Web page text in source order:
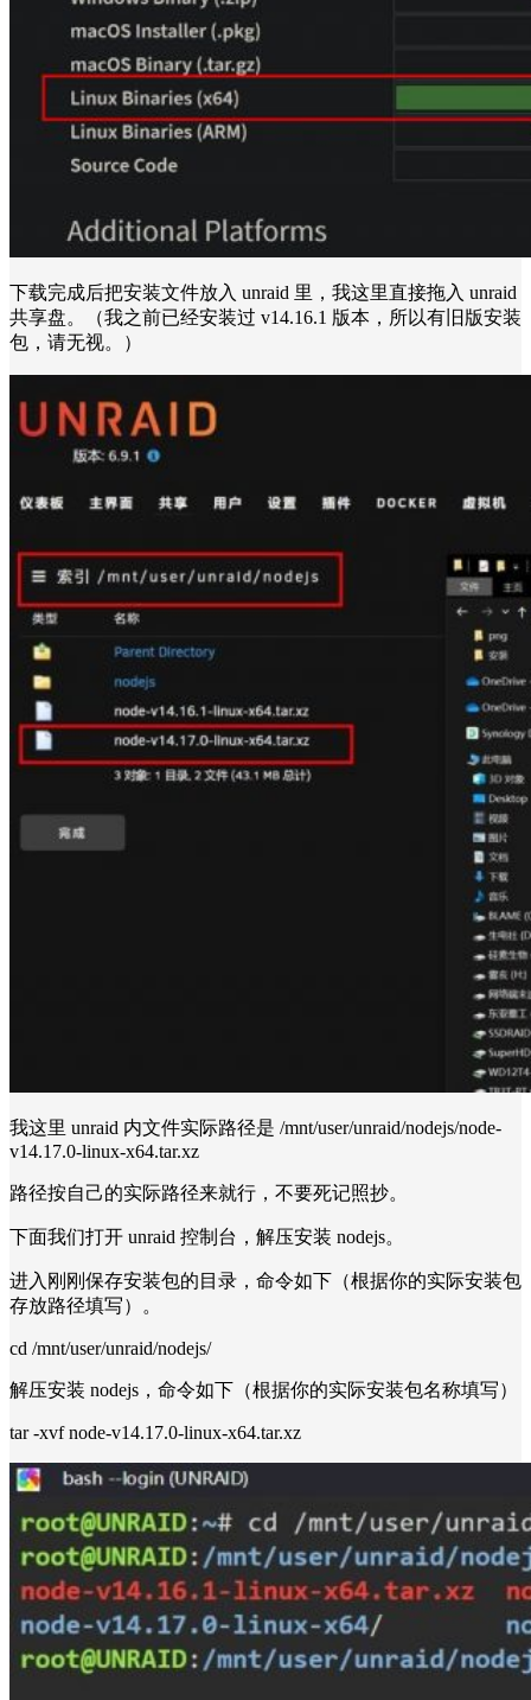
下载完成后把安装文件放入 unraid 里，我这里直接拖入 unraid
共享盘。（我之前已经安装过 v14.16.1 版本，所以有旧版安装
包，请无视。）
我这里 unraid 内文件实际路径是 /mnt/user/unraid/nodejs/node-
v14.17.0-linux-x64.tar.xz
路径按自己的实际路径来就行，不要死记照抄。
下面我们打开 unraid 控制台，解压安装 nodejs。
进入刚刚保存安装包的目录，命令如下（根据你的实际安装包
存放路径填写）。
cd /mnt/user/unraid/nodejs/
解压安装 nodejs，命令如下（根据你的实际安装包名称填写）
tar -xvf node-v14.17.0-linux-x64.tar.xz